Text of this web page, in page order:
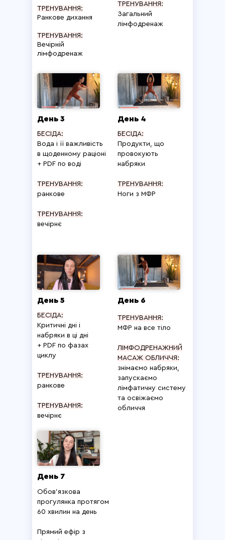
День 3 День 4
День 5 День 6
День 7
ТРЕНУВАННЯ:
Ранкове дихання
ТРЕНУВАННЯ:
Вечірній
лімфодренаж
БЕСІДА:
Вода і її важливість
в щоденному раціоні
+ PDF по воді
ТРЕНУВАННЯ:
ранкове
ТРЕНУВАННЯ:
вечірнє
БЕСІДА:
Продукти, що
провокують
набряки
ТРЕНУВАННЯ:
Ноги з МФР
ТРЕНУВАННЯ:
Загальний
лімфодренаж
БЕСІДА:
Критичні дні і
набряки в ці дні
+ PDF по фазах
циклу
ТРЕНУВАННЯ:
ранкове
ТРЕНУВАННЯ:
вечірнє
Обов'язкова
прогулянка протягом
60 хвилин на день
Прямий ефір з
ТРЕНУВАННЯ:
МФР на все тіло
ЛІМФОДРЕНАЖНИЙ
МАСАЖ ОБЛИЧЧЯ:
знімаємо набряки,
запускаємо
лімфатичну систему
та освіжаємо
обличчя